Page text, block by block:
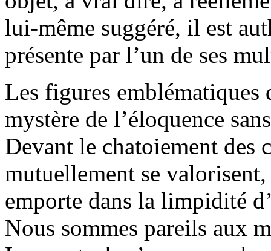
lui-même suggéré, il est
présente par l’un de ses
Les figures emblématiques
mystère de l’éloquence
Devant le chatoiement des
mutuellement se
emporte dans la limpidité
Nous sommes pareils aux